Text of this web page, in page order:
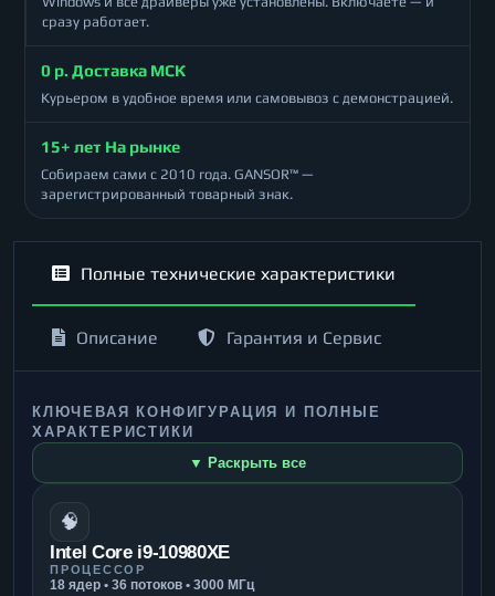
сразу работает.
0 р. Доставка МСК
Курьером в удобное время или самовывоз с демонстрацией.
15+ лет На рынке
Собираем сами с 2010 года. GANSOR™ —
зарегистрированный товарный знак.
Полные технические характеристики
Описание Гарантия и Сервис
КЛЮЧЕВАЯ КОНФИГУРАЦИЯ И ПОЛНЫЕ
ХАРАКТЕРИСТИКИ
▼ Раскрыть все
🧠
Intel Core i9-10980XE
ПРОЦЕССОР
18 ядер • 36 потоков • 3000 МГц